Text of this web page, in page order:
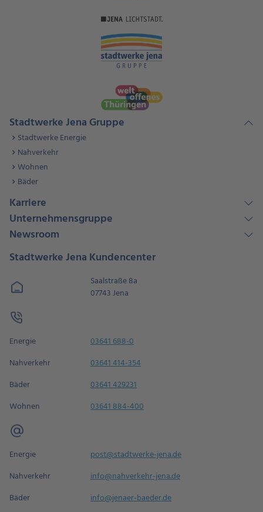
Stadtwerke Jena Gruppe
Stadtwerke Energie
Nahverkehr
Wohnen
Bäder
Karriere
Unternehmensgruppe
Newsroom
Stadtwerke Jena Kundencenter
Saalstraße 8a
07743 Jena
Energie
03641 688-0
Nahverkehr
03641 414-354
Bäder
03641 429231
Wohnen
03641 884-400
Energie
post@stadtwerke-jena.de
Nahverkehr
info@nahverkehr-jena.de
Bäder
info@jenaer-baeder.de